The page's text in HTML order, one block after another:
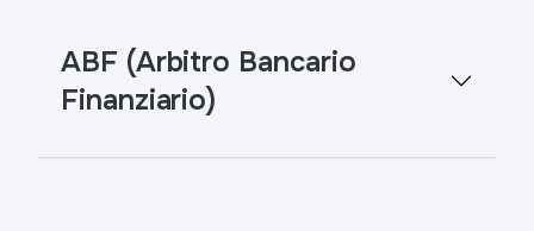
ABF (Arbitro Bancario
Finanziario)